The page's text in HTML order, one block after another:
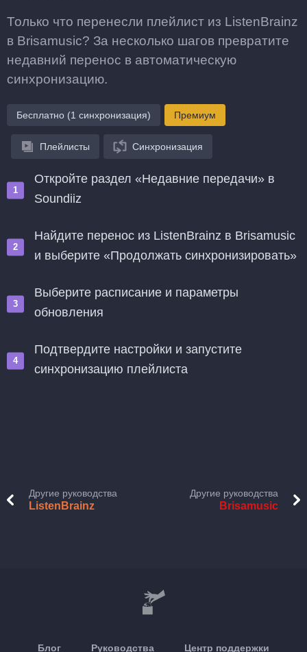
Только что перенесли плейлист из ListenBrainz
в Brisamusic? За несколько шагов превратите
недавний перенос в автоматическую
синхронизацию.
Бесплатно (1 синхронизация) Премиум
Плейлисты Синхронизация
Откройте раздел «Недавние передачи» в
Soundiiz
Найдите перенос из ListenBrainz в Brisamusic
и выберите «Продолжать синхронизировать»
Выберите расписание и параметры
обновления
Подтвердите настройки и запустите
синхронизацию плейлиста
Другие руководства
ListenBrainz
Другие руководства
Brisamusic
Блог Руководства Центр поддержки